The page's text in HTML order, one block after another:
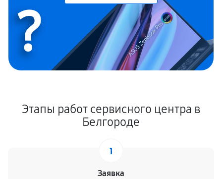
?
Этапы работ сервисного центра в
Белгороде
1
Заявка